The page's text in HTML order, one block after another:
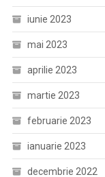
iunie 2023
mai 2023
aprilie 2023
martie 2023
februarie 2023
ianuarie 2023
decembrie 2022